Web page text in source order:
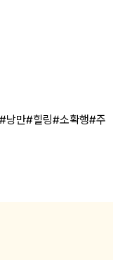
#낭만#힐링#소확행#주